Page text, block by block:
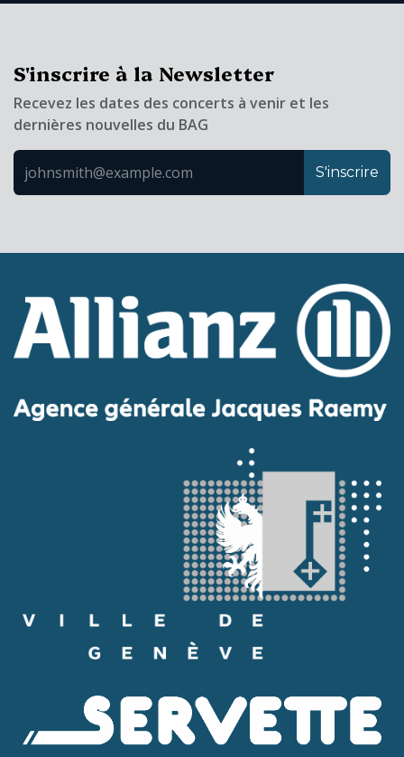
S'inscrire à la Newsletter
Recevez les dates des concerts à venir et les
dernières nouvelles du BAG
S'inscrire